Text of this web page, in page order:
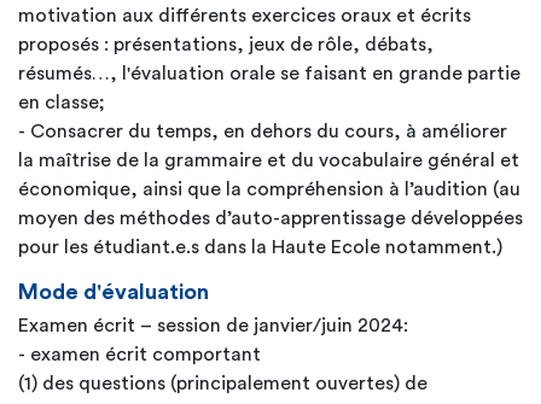
motivation aux différents exercices oraux et écrits
proposés : présentations, jeux de rôle, débats,
résumés…, l'évaluation orale se faisant en grande partie
en classe;
- Consacrer du temps, en dehors du cours, à améliorer
la maîtrise de la grammaire et du vocabulaire général et
économique, ainsi que la compréhension à l’audition (au
moyen des méthodes d’auto-apprentissage développées
pour les étudiant.e.s dans la Haute Ecole notamment.)
Mode d'évaluation
Examen écrit – session de janvier/juin 2024:
- examen écrit comportant
(1) des questions (principalement ouvertes) de